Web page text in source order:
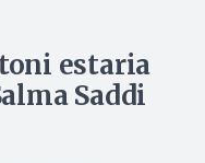
estaria
Saddi